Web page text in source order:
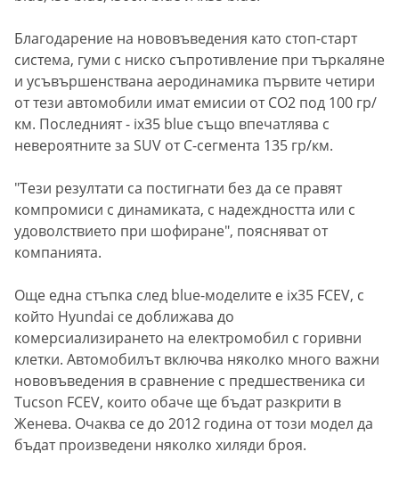
Благодарение на нововъведения като стоп-старт
система, гуми с ниско съпротивление при търкаляне
и усъвършенствана аеродинамика първите четири
от тези автомобили имат емисии от CO2 под 100 гр/
км. Последният - ix35 blue също впечатлява с
невероятните за SUV от С-сегмента 135 гр/км.
"Тези резултати са постигнати без да се правят
компромиси с динамиката, с надеждността или с
удоволствието при шофиране", поясняват от
компанията.
Още една стъпка след blue-моделите е ix35 FCEV, с
който Hyundai се доближава до
комерсиализирането на електромобил с горивни
клетки. Автомобилът включва няколко много важни
нововъведения в сравнение с предшественика си
Tucson FCEV, които обаче ще бъдат разкрити в
Женева. Очаква се до 2012 година от този модел да
бъдат произведени няколко хиляди броя.